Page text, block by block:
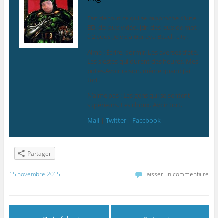
Fan de tout ce qui se rapproche d’une
BD, de jeux vidéo, jdr, des jeux de mot
à 2 sous. Je vis à Geneva Beach city.
Aime : Écrire, dormir. Les averses d’été.
Les siestes qui durent des heures. Mes
potes.Avoir raison, même quand j’ai
tort.
N’aime pas : Les gens qui se sentent
supérieurs. Les choux. Avoir tort.
Mail | Twitter| Facebook
Partager
15 novembre 2015 Laisser un commentaire